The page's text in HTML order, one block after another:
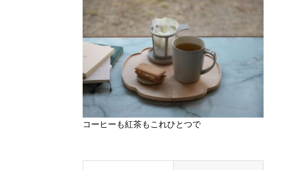
コーヒーも紅茶もこれひとつで